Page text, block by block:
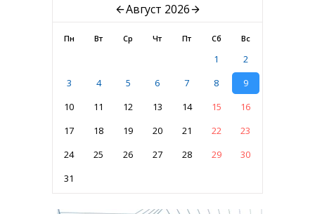
Август 2026
Пн Вт Ср Чт Пт Сб Вс
1
2
3
4 5 6 7 8
9
10
11 12 13 14 15
16
17
18 19 20 21 22
23
24
25 26 27 28 29
30
31